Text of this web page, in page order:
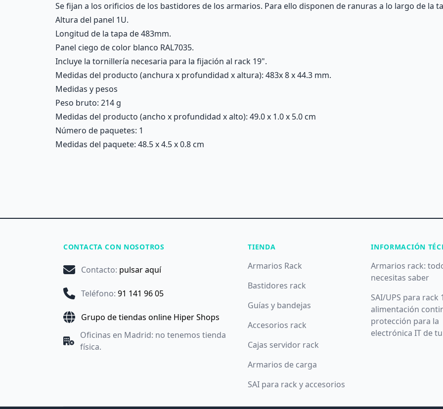
Se fijan a los orificios de los bastidores de los armarios. Para ello disponen de ranuras a lo largo de la
Altura del panel 1U.
Longitud de la tapa de 483mm.
Panel ciego de color blanco RAL7035.
Incluye la tornillería necesaria para la fijación al rack 19".
Medidas del producto (anchura x profundidad x altura): 483x 8 x 44.3 mm.
Medidas y pesos
Peso bruto: 214 g
Medidas del producto (ancho x profundidad x alto): 49.0 x 1.0 x 5.0 cm
Número de paquetes: 1
Medidas del paquete: 48.5 x 4.5 x 0.8 cm
CONTACTA CON NOSOTROS
Contacto: pulsar aquí
Teléfono: 91 141 96 05
Grupo de tiendas online Hiper Shops
Oficinas en Madrid: no tenemos tienda
física.
TIENDA
Armarios Rack
Bastidores rack
Guías y bandejas
Accesorios rack
Cajas servidor rack
Armarios de carga
SAI para rack y accesorios
INFORMACIÓN
Armarios rack:
necesitas saber
SAI/UPS para rack
alimentación
protección para la
electrónica IT de